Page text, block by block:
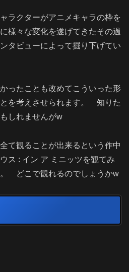
ラクターがアニメキャラの枠を
様々な変化を遂げてきたその過
タビューによって掘り下げてい
ったことも改めてこういった形
を考えさせられます。 知りた
しれませんがw
て観ることが出来るという作中
ス : イン ア ミニッツを観てみ
どこで観れるのでしょうかw